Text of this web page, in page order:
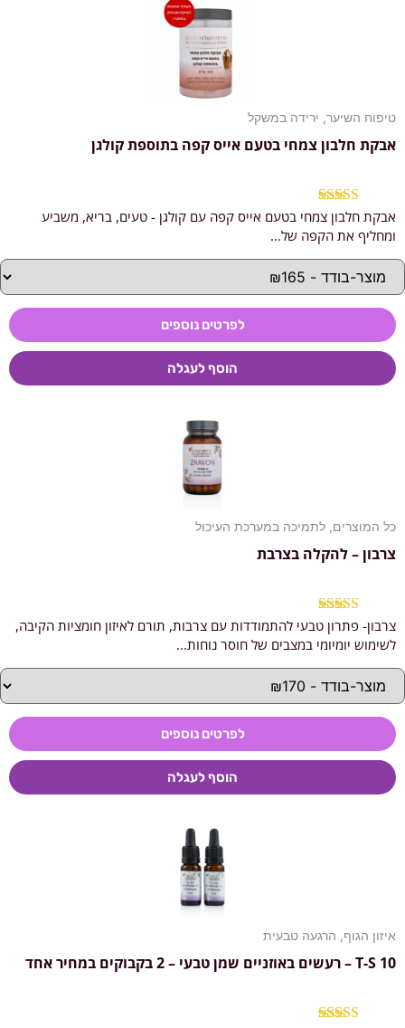
טיפוח השיער, ירידה במשקל
אבקת חלבון צמחי בטעם אייס קפה בתוספת קולגן
לפרטים נוספים
הוסף לעגלה
אבקת חלבון צמחי בטעם אייס קפה עם קולגן - טעים, בריא, משביע
ומחליף את הקפה של...
דורג5.00
מתוך 5
כל המוצרים, לתמיכה במערכת העיכול
צרבון – להקלה בצרבת
לפרטים נוספים
הוסף לעגלה
צרבון- פתרון טבעי להתמודדות עם צרבות, תורם לאיזון חומציות הקיבה,
לשימוש יומיומי במצבים של חוסר נוחות...
דורג4.91
מתוך 5
איזון הגוף, הרגעה טבעית
T-S 10 – רעשים באוזניים שמן טבעי – 2 בקבוקים במחיר אחד